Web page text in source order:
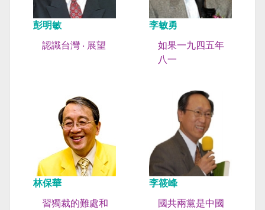
彭明敏
認識台灣 ‧ 展望
李敏勇
如果一九四五年
八一
林保華
習獨裁的難處和
李筱峰
國共兩黨是中國